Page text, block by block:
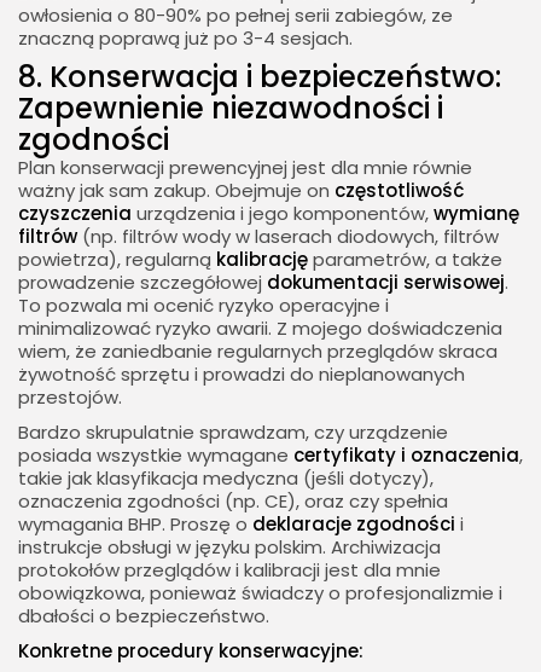
owłosienia o 80-90% po pełnej serii zabiegów, ze
znaczną poprawą już po 3-4 sesjach.
8. Konserwacja i bezpieczeństwo:
Zapewnienie niezawodności i
zgodności
Plan konserwacji prewencyjnej jest dla mnie równie
ważny jak sam zakup. Obejmuje on częstotliwość
czyszczenia urządzenia i jego komponentów,wymianę
filtrów (np. filtrów wody w laserach diodowych, filtrów
powietrza), regularną kalibracjęparametrów, a także
prowadzenie szczegółowej dokumentacji serwisowej.
To pozwala mi ocenić ryzyko operacyjne i
minimalizować ryzyko awarii. Z mojego doświadczenia
wiem, że zaniedbanie regularnych przeglądów skraca
żywotność sprzętu i prowadzi do nieplanowanych
przestojów.
Bardzo skrupulatnie sprawdzam, czy urządzenie
posiada wszystkie wymagane certyfikaty i oznaczenia,
takie jak klasyfikacja medyczna (jeśli dotyczy),
oznaczenia zgodności (np. CE), oraz czy spełnia
wymagania BHP. Proszę o deklaracje zgodności i
instrukcje obsługi w języku polskim. Archiwizacja
protokołów przeglądów i kalibracji jest dla mnie
obowiązkowa, ponieważ świadczy o profesjonalizmie i
dbałości o bezpieczeństwo.
Konkretne procedury konserwacyjne: